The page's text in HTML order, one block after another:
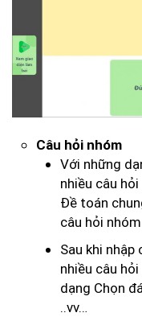
Câu hỏi nhóm
Với những
nhiều câu
Đề toán
câu hỏi
Sau khi
nhiều câu
dạng Chọn
..vv…